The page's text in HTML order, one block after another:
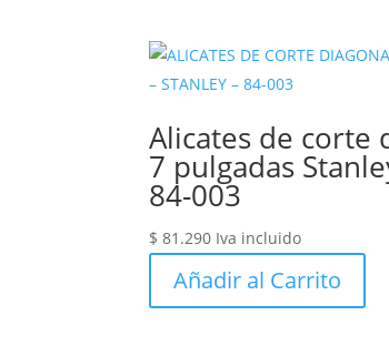
Alicates de corte
7 pulgadas
84-003
$ 81.290 Iva incluido
Añadir al Carrito